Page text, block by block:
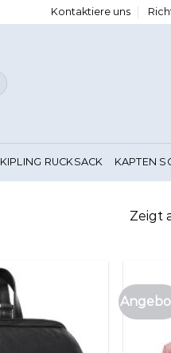
Kontaktiere uns
KIPLING RUCKSACK KAPTEN
Zeigt